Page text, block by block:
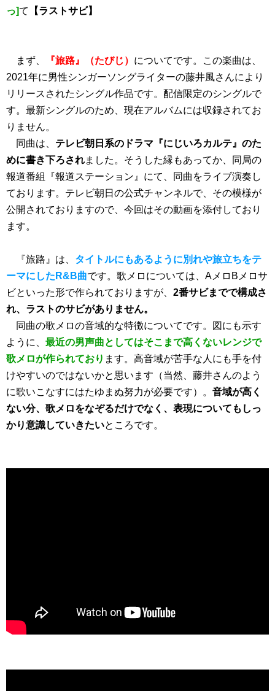
っ]て 【ラストサビ】
まず、 『旅路』（たびじ） についてです。この楽曲は、
2021年に男性シンガーソングライターの藤井風さんにより
リリースされたシングル作品です。配信限定のシングルで
す。最新シングルのため、現在アルバムには収録されてお
りません。
同曲は、 テレビ朝日系のドラマ『にじいろカルテ』のた
めに書き下ろされました。そうした縁もあってか、同局の
報道番組『報道ステーション』にて、同曲をライブ演奏し
ております。テレビ朝日の公式チャンネルで、その模様が
公開されておりますので、今回はその動画を添付しており
ます。
『旅路』は、 タイトルにもあるように別れや旅立ちをテ
ーマにしたR&B曲です。歌メロについては、AメロBメロサ
ビといった形で作られておりますが、 2番サビまでで構成さ
れ、ラストのサビがありません。
同曲の歌メロの音域的な特徴についてです。図にも示す
ように、 最近の男声曲としてはそこまで高くないレンジで
歌メロが作られており ます。高音域が苦手な人にも手を付
けやすいのではないかと思います（当然、藤井さんのよう
に歌いこなすにはたゆまぬ努力が必要です）。 音域が高く
ない分、歌メロをなぞるだけでなく、表現についてもしっ
かり意識していきたいところです。